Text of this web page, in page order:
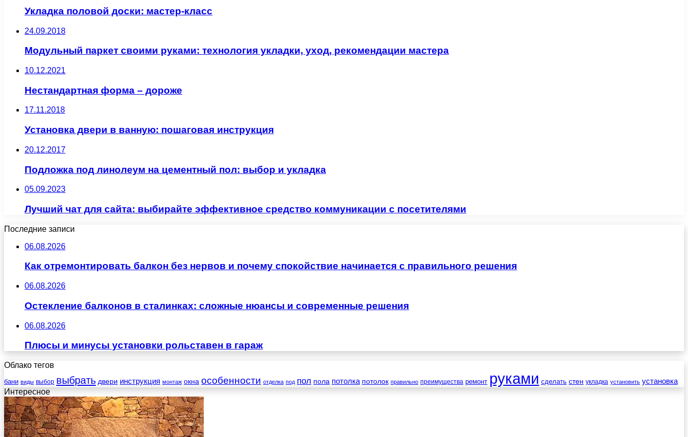
Укладка половой доски: мастер-класс
24.09.2018
Модульный паркет своими руками: технология укладки, уход, рекомендации мастера
10.12.2021
Нестандартная форма – дороже
17.11.2018
Установка двери в ванную: пошаговая инструкция
20.12.2017
Подложка под линолеум на цементный пол: выбор и укладка
05.09.2023
Лучший чат для сайта: выбирайте эффективное средство коммуникации с посетителями
Последние записи
06.08.2026
Как отремонтировать балкон без нервов и почему спокойствие начинается с правильного решения
06.08.2026
Остекление балконов в сталинках: сложные нюансы и современные решения
06.08.2026
Плюсы и минусы установки рольставен в гараж
Облако тегов
бани виды выбор выбрать двери инструкция монтаж окна особенности отделка под пол пола потолка потолок правильно преимущества ремонт руками сделать стен укладка установить установка
Интересное